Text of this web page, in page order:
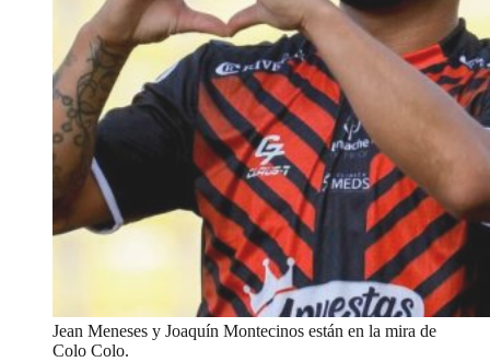
Jean Meneses y Joaquín Montecinos están en la mira de
Colo Colo.